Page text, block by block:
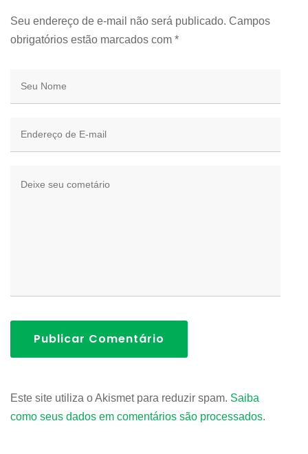
Seu endereço de e-mail não será publicado. Campos
obrigatórios estão marcados com *
Publicar Comentário
Este site utiliza o Akismet para reduzir spam. Saiba
como seus dados em comentários são processados.